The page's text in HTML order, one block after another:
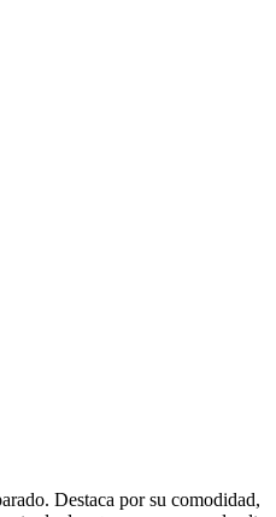
Destaca por su comodidad,